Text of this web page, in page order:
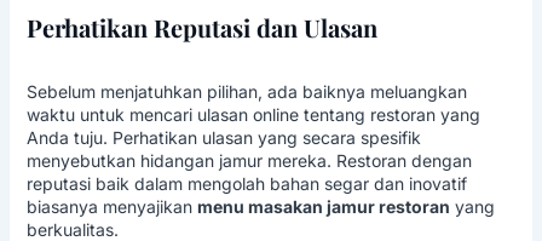
Perhatikan Reputasi dan Ulasan
Sebelum menjatuhkan pilihan, ada baiknya meluangkan
waktu untuk mencari ulasan online tentang restoran yang
Anda tuju. Perhatikan ulasan yang secara spesifik
menyebutkan hidangan jamur mereka. Restoran dengan
reputasi baik dalam mengolah bahan segar dan inovatif
biasanya menyajikan menu masakan jamur restoran yang
berkualitas.